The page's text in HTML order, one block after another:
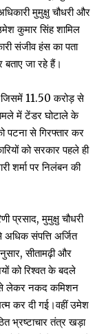
मुमुक्षु चौधरी और
कुमार सिंह शामिल
संजीव हंस का पता
जा रहे हैं।
जिसमें 11.50 करोड़ से
में टेंडर घोटाले के
पटना से गिरफ्तार कर
को सरकार पहले ही
शर्मा पर निलंबन की
प्रसाद, मुमुक्षु चौधरी
संपत्ति अर्जित
सीतामढ़ी और
को रिश्वत के बदले
लेकर नकद कमिशन
कर दी गई।वहीं उमेश
भ्रष्टाचार तंत्र खड़ा